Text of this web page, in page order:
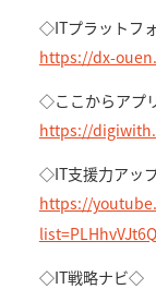
◇ITプラットフ
https://dx-
◇ここからアプ
https://
◇IT支援力アッ
https://
◇IT戦略ナビ◇